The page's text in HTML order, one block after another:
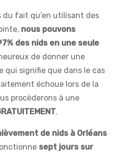
du fait qu’en utilisant des
nous pouvons
des nids en une seule
de donner une
qui signifie que dans le cas
échoue lors de la
procèderons à une
.
de nids à Orléans
sept jours sur